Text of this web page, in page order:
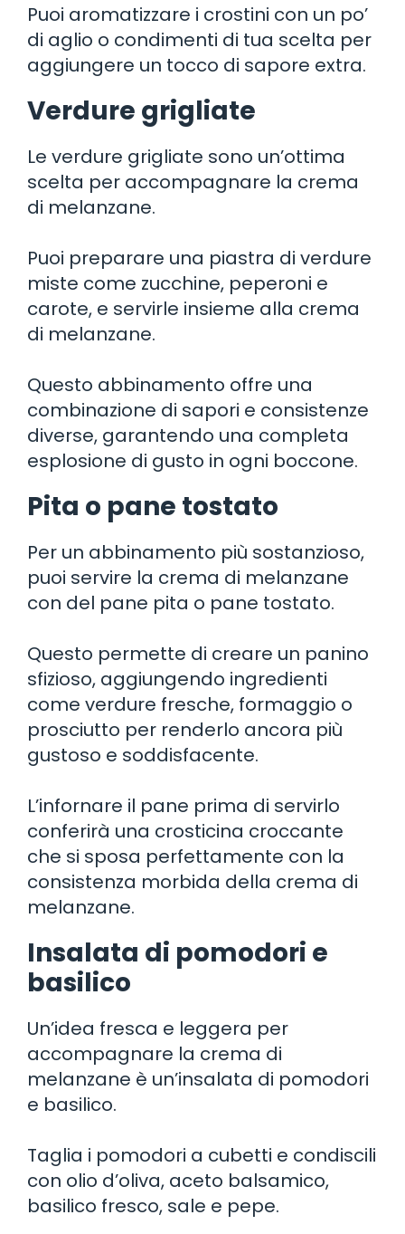
Puoi aromatizzare i crostini con un po’
di aglio o condimenti di tua scelta per
aggiungere un tocco di sapore extra.
Verdure grigliate
Le verdure grigliate sono un’ottima
scelta per accompagnare la crema
di melanzane.
Puoi preparare una piastra di verdure
miste come zucchine, peperoni e
carote, e servirle insieme alla crema
di melanzane.
Questo abbinamento offre una
combinazione di sapori e consistenze
diverse, garantendo una completa
esplosione di gusto in ogni boccone.
Pita o pane tostato
Per un abbinamento più sostanzioso,
puoi servire la crema di melanzane
con del pane pita o pane tostato.
Questo permette di creare un panino
sfizioso, aggiungendo ingredienti
come verdure fresche, formaggio o
prosciutto per renderlo ancora più
gustoso e soddisfacente.
L’infornare il pane prima di servirlo
conferirà una crosticina croccante
che si sposa perfettamente con la
consistenza morbida della crema di
melanzane.
Insalata di pomodori e
basilico
Un’idea fresca e leggera per
accompagnare la crema di
melanzane è un’insalata di pomodori
e basilico.
Taglia i pomodori a cubetti e condiscili
con olio d’oliva, aceto balsamico,
basilico fresco, sale e pepe.